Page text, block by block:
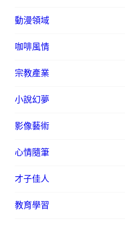
動漫領域
咖啡風情
宗教產業
小說幻夢
影像藝術
心情隨筆
才子佳人
教育學習